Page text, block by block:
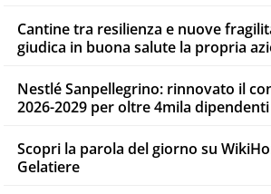
Cantine tra resilienza e nuove
giudica in buona salute la propria
Nestlé Sanpellegrino: rinnovato il
2026-2029 per oltre 4mila dipendenti
Scopri la parola del giorno su
Gelatiere